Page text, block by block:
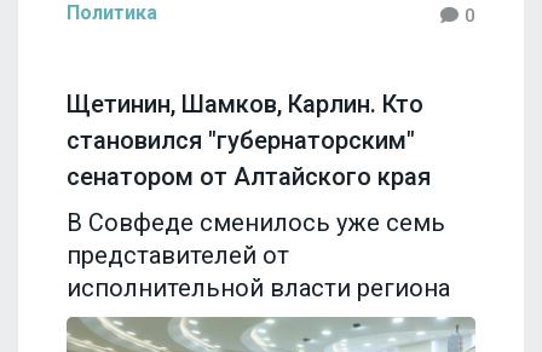
Политика 0
Щетинин, Шамков, Карлин. Кто
становился "губернаторским"
сенатором от Алтайского края
В Совфеде сменилось уже семь
представителей от
исполнительной власти региона